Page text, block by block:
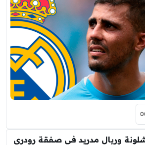
وريال مدريد في صفقة رودري